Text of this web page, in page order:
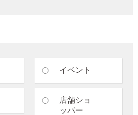
イベント
店舗ショ
ッパー